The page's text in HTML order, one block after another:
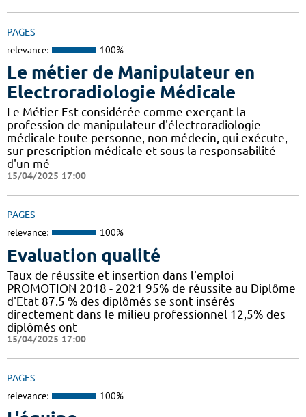
PAGES
relevance: 100%
Le métier de Manipulateur en
Electroradiologie Médicale
Le Métier Est considérée comme exerçant la
profession de manipulateur d'électroradiologie
médicale toute personne, non médecin, qui exécute,
sur prescription médicale et sous la responsabilité
d'un mé
15/04/2025 17:00
PAGES
relevance: 100%
Evaluation qualité
Taux de réussite et insertion dans l'emploi
PROMOTION 2018 - 2021 95% de réussite au Diplôme
d'Etat 87.5 % des diplômés se sont insérés
directement dans le milieu professionnel 12,5% des
diplômés ont
15/04/2025 17:00
PAGES
relevance: 100%